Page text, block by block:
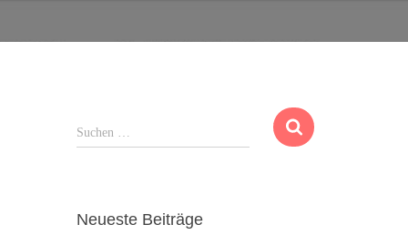
u
n
Suchen …
Neueste Beiträge